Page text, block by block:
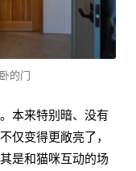
的门
本来特别暗、没有
仅变得更敞亮了，
是和猫咪互动的场